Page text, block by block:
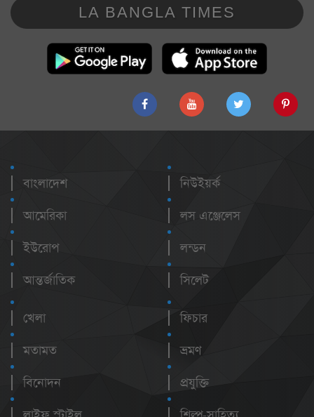
LA BANGLA TIMES
বাংলাদেশ
আমেরিকা
ইউরোপ
আন্তর্জাতিক
নিউইয়র্ক
লস এঞ্জেলেস
লন্ডন
সিলেট
খেলা
মতামত
বিনোদন
ফিচার
ভ্রমণ
প্রযুক্তি